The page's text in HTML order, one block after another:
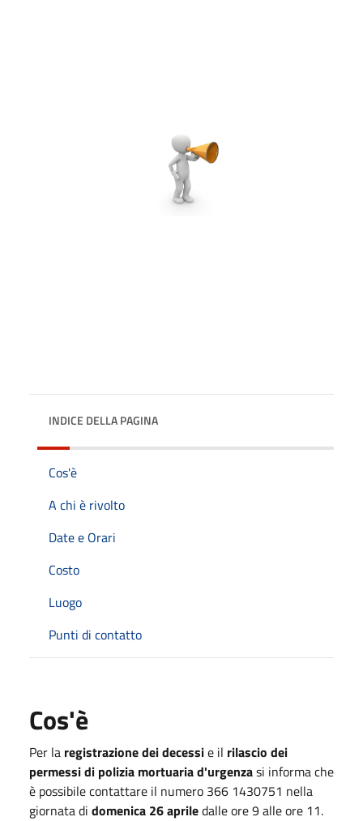
INDICE DELLA PAGINA
Cos'è
A chi è rivolto
Date e Orari
Costo
Luogo
Punti di contatto
Cos'è
Per la registrazione dei decessie il rilascio dei
permessi di polizia mortuaria d'urgenzasi informa che
è possibile contattare il numero 366 1430751 nella
giornata di domenica 26apriledalle ore 9 alle ore 11.